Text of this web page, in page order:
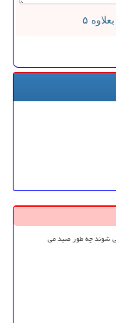
شوند چه طور صید می